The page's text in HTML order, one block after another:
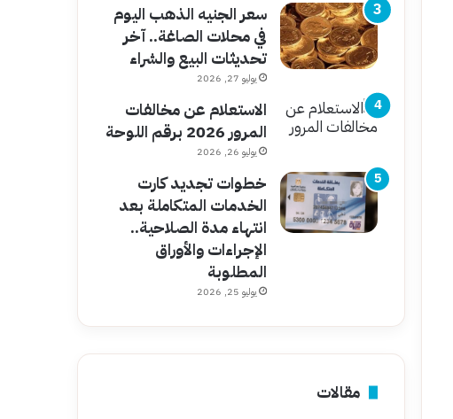
سعر الجنيه الذهب اليوم
في محلات الصاغة.. آخر
تحديثات البيع والشراء
يوليو 27, 2026
الاستعلام عن مخالفات
المرور 2026 برقم اللوحة
يوليو 26, 2026
خطوات تجديد كارت
الخدمات المتكاملة بعد
انتهاء مدة الصلاحية..
الإجراءات والأوراق
المطلوبة
يوليو 25, 2026
مقالات